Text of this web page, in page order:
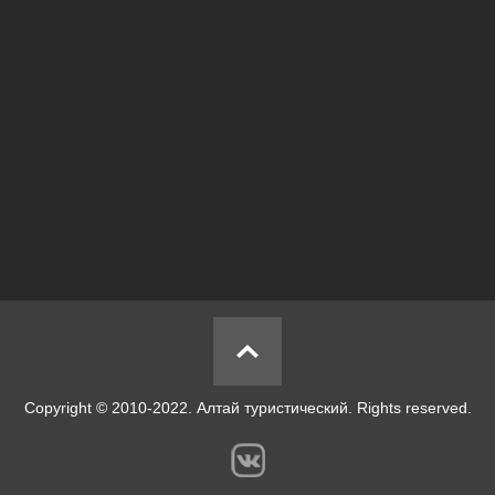
Copyright © 2010-2022. Алтай туристический. Rights reserved.